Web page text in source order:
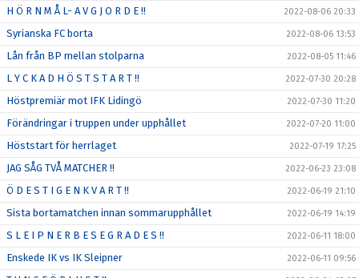
H Ö R N M Å L- A V G J O R D E !! 2022-08-06 20:33
Syrianska FC borta 2022-08-06 13:53
Lån från BP mellan stolparna 2022-08-05 11:46
L Y C K A D H Ö S T S T A R T !! 2022-07-30 20:28
Höstpremiär mot IFK Lidingö 2022-07-30 11:20
Förändringar i truppen under upphållet 2022-07-20 11:00
Höststart för herrlaget 2022-07-19 17:25
JAG SÅG TVÅ MATCHER !! 2022-06-23 23:08
Ö D E S T I G E N K V A R T !! 2022-06-19 21:10
Sista bortamatchen innan sommarupphållet 2022-06-19 14:19
S L E I P N E R B E S E G R A D E S !! 2022-06-11 18:00
Enskede IK vs IK Sleipner 2022-06-11 09:56